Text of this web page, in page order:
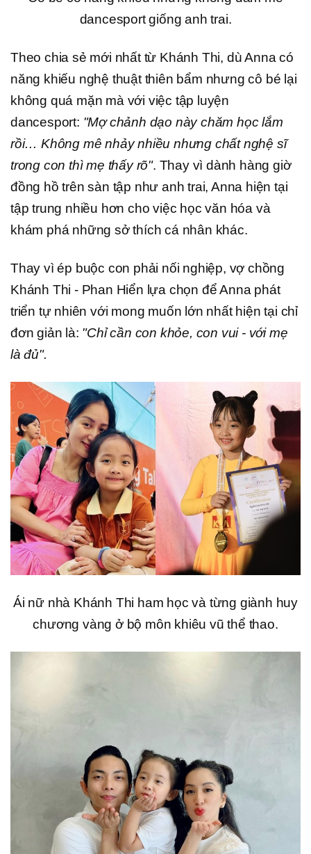
dancesport giống anh trai.
Theo chia sẻ mới nhất từ Khánh Thi, dù Anna có
năng khiếu nghệ thuật thiên bẩm nhưng cô bé lại
không quá mặn mà với việc tập luyện
dancesport: "Mợ chảnh dạo này chăm học lắm
rồi… Không mê nhảy nhiều nhưng chất nghệ sĩ
trong con thì mẹ thấy rõ". Thay vì dành hàng giờ
đồng hồ trên sàn tập như anh trai, Anna hiện tại
tập trung nhiều hơn cho việc học văn hóa và
khám phá những sở thích cá nhân khác.
Thay vì ép buộc con phải nối nghiệp, vợ chồng
Khánh Thi - Phan Hiển lựa chọn để Anna phát
triển tự nhiên với mong muốn lớn nhất hiện tại chỉ
đơn giản là: "Chỉ cần con khỏe, con vui - với mẹ
là đủ".
Ái nữ nhà Khánh Thi ham học và từng giành huy
chương vàng ở bộ môn khiêu vũ thể thao.